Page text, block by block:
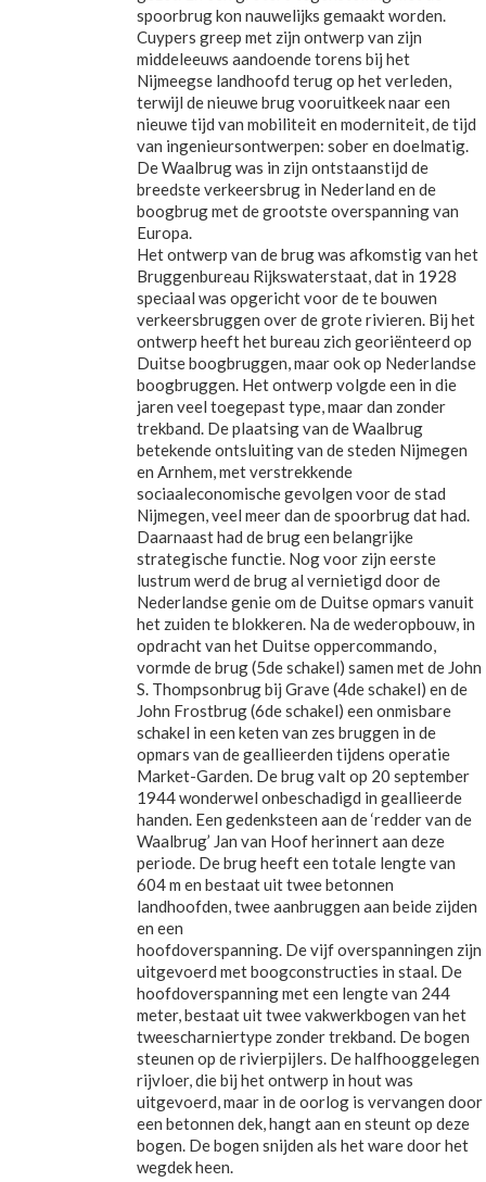
spoorbrug kon nauwelijks gemaakt worden.
Cuypers greep met zijn ontwerp van zijn
middeleeuws aandoende torens bij het
Nijmeegse landhoofd terug op het verleden,
terwijl de nieuwe brug vooruitkeek naar een
nieuwe tijd van mobiliteit en moderniteit, de tijd
van ingenieursontwerpen: sober en doelmatig.
De Waalbrug was in zijn ontstaanstijd de
breedste verkeersbrug in Nederland en de
boogbrug met de grootste overspanning van
Europa.
Het ontwerp van de brug was afkomstig van het
Bruggenbureau Rijkswaterstaat, dat in 1928
speciaal was opgericht voor de te bouwen
verkeersbruggen over de grote rivieren. Bij het
ontwerp heeft het bureau zich georiënteerd op
Duitse boogbruggen, maar ook op Nederlandse
boogbruggen. Het ontwerp volgde een in die
jaren veel toegepast type, maar dan zonder
trekband. De plaatsing van de Waalbrug
betekende ontsluiting van de steden Nijmegen
en Arnhem, met verstrekkende
sociaaleconomische gevolgen voor de stad
Nijmegen, veel meer dan de spoorbrug dat had.
Daarnaast had de brug een belangrijke
strategische functie. Nog voor zijn eerste
lustrum werd de brug al vernietigd door de
Nederlandse genie om de Duitse opmars vanuit
het zuiden te blokkeren. Na de wederopbouw, in
opdracht van het Duitse oppercommando,
vormde de brug (5de schakel) samen met de John
S. Thompsonbrug bij Grave (4de schakel) en de
John Frostbrug (6de schakel) een onmisbare
schakel in een keten van zes bruggen in de
opmars van de geallieerden tijdens operatie
Market-Garden. De brug valt op 20 september
1944 wonderwel onbeschadigd in geallieerde
handen. Een gedenksteen aan de ‘redder van de
Waalbrug’ Jan van Hoof herinnert aan deze
periode. De brug heeft een totale lengte van
604 m en bestaat uit twee betonnen
landhoofden, twee aanbruggen aan beide zijden
en een
hoofdoverspanning. De vijf overspanningen zijn
uitgevoerd met boogconstructies in staal. De
hoofdoverspanning met een lengte van 244
meter, bestaat uit twee vakwerkbogen van het
tweescharniertype zonder trekband. De bogen
steunen op de rivierpijlers. De halfhooggelegen
rijvloer, die bij het ontwerp in hout was
uitgevoerd, maar in de oorlog is vervangen door
een betonnen dek, hangt aan en steunt op deze
bogen. De bogen snijden als het ware door het
wegdek heen.